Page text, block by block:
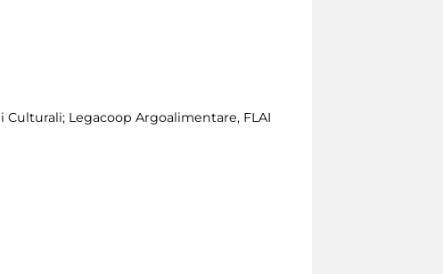
Culturali; Legacoop Argoalimentare, FLAI